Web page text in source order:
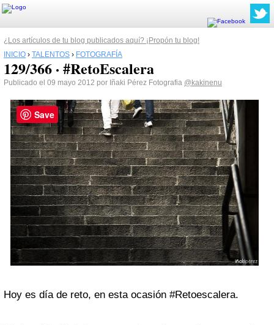
¿Los artículos de tu blog publicados aquí? ¡Propón tu blog!
INICIO › TALENTOS › FOTOGRAFÍA
129/366 · #RetoEscalera
Publicado el 09 mayo 2012 por Iñaki Pérez Fotografia @kakinenu
Hoy es día de reto, en esta ocasión #Retoescalera.
Save